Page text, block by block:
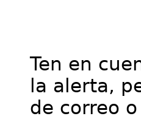
Ten en
la alerta,
de correo